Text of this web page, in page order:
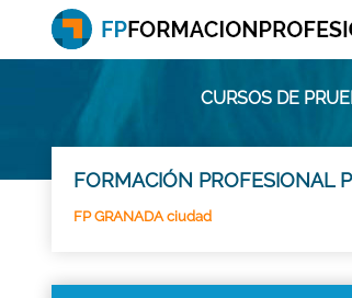
CURSOS DE
FORMACIÓN PROFESIONAL
FP GRANADA ciudad